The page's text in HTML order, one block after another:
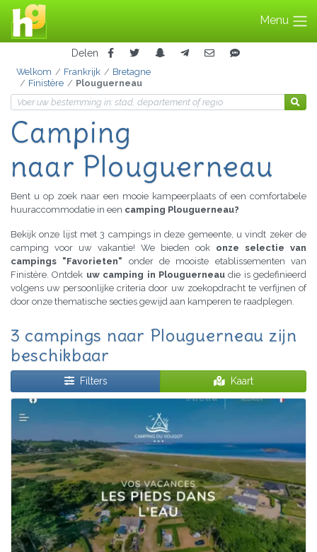
Menu
Delen
Welkom Frankrijk
Bretagne
Finistère
Plouguerneau
Camping
naar Plouguerneau
Bent u op zoek naar een mooie kampeerplaats of een comfortabele
huuraccommodatie in een camping Plouguerneau?
Bekijk onze lijst met 3 campings in deze gemeente, u vindt zeker de
camping voor uw vakantie! We bieden ook onze selectie van
campings "Favorieten" onder de mooiste etablissementen van
Finistère. Ontdek uw camping in Plouguerneaudie is gedefinieerd
volgens uw persoonlijke criteria door uw zoekopdracht te verfijnen of
door onze thematische secties gewijd aan kamperen te raadplegen.
3 campings naar Plouguerneau zijn
beschikbaar
Filters Kaart